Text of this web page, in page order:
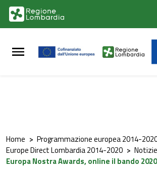
Vai al contenuto principale
Vai al footer
Home > Programmazione europea 2014-
Europe Direct Lombardia 2014-2020 >
Europa Nostra Awards, online il bando 2020